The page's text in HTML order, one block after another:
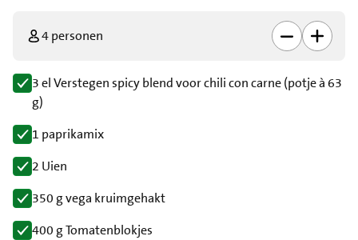
4 personen
3 el Verstegen spicy blend voor chili con carne (potje à 63
g)
1 paprikamix
2 Uien
350 g vega kruimgehakt
400 g Tomatenblokjes